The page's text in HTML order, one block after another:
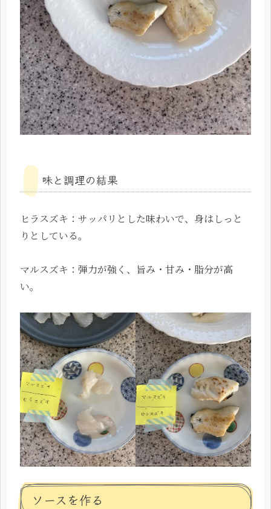
味と調理の結果
ヒラスズキ：サッパリとした味わいで、身はしっと
りとしている。
マルスズキ：弾力が強く、旨み・甘み・脂分が高
い。
ソースを作る